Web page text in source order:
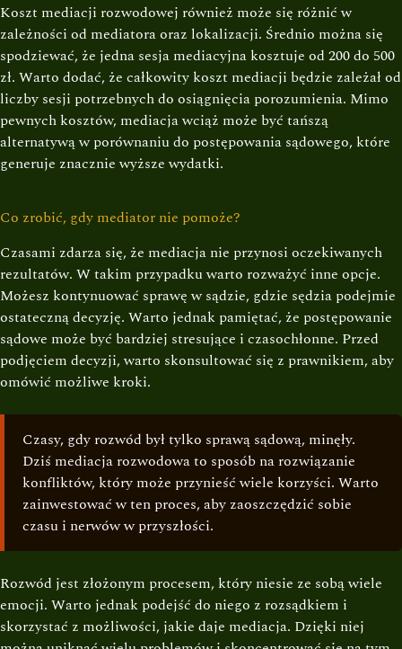
Koszt mediacji rozwodowej również może się różnić w
zależności od mediatora oraz lokalizacji. Średnio można się
spodziewać, że jedna sesja mediacyjna kosztuje od 200 do 500
zł. Warto dodać, że całkowity koszt mediacji będzie zależał od
liczby sesji potrzebnych do osiągnięcia porozumienia. Mimo
pewnych kosztów, mediacja wciąż może być tańszą
alternatywą w porównaniu do postępowania sądowego, które
generuje znacznie wyższe wydatki.
Co zrobić, gdy mediator nie pomoże?
Czasami zdarza się, że mediacja nie przynosi oczekiwanych
rezultatów. W takim przypadku warto rozważyć inne opcje.
Możesz kontynuować sprawę w sądzie, gdzie sędzia podejmie
ostateczną decyzję. Warto jednak pamiętać, że postępowanie
sądowe może być bardziej stresujące i czasochłonne. Przed
podjęciem decyzji, warto skonsultować się z prawnikiem, aby
omówić możliwe kroki.
Czasy, gdy rozwód był tylko sprawą sądową, minęły.
Dziś mediacja rozwodowa to sposób na rozwiązanie
konfliktów, który może przynieść wiele korzyści. Warto
zainwestować w ten proces, aby zaoszczędzić sobie
czasu i nerwów w przyszłości.
Rozwód jest złożonym procesem, który niesie ze sobą wiele
emocji. Warto jednak podejść do niego z rozsądkiem i
skorzystać z możliwości, jakie daje mediacja. Dzięki niej